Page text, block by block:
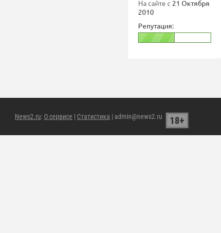
На сайте с 21 Октября
2010
Репутация:
News2.ru: О сервисе | Статистика | admin@news2.ru 18+